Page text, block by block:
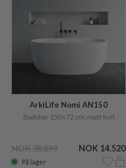
ArkiLife Nomi AN150
Badekar 150x72 cm, matt hvit
NOK 38.899 NOK 14.520
På lager